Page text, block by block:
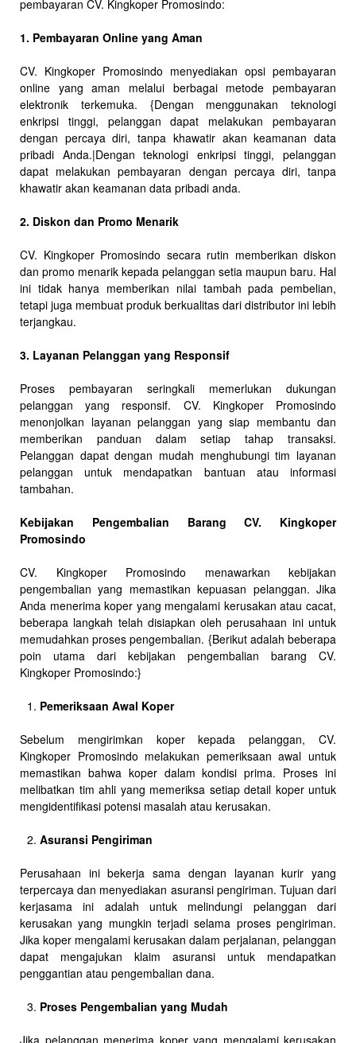
pembayaran CV. Kingkoper Promosindo:
1. Pembayaran Online yang Aman
CV. Kingkoper Promosindo menyediakan opsi pembayaran
online yang aman melalui berbagai metode pembayaran
elektronik terkemuka. {Dengan menggunakan teknologi
enkripsi tinggi, pelanggan dapat melakukan pembayaran
dengan percaya diri, tanpa khawatir akan keamanan data
pribadi Anda.|Dengan teknologi enkripsi tinggi, pelanggan
dapat melakukan pembayaran dengan percaya diri, tanpa
khawatir akan keamanan data pribadi anda.
2. Diskon dan Promo Menarik
CV. Kingkoper Promosindo secara rutin memberikan diskon
dan promo menarik kepada pelanggan setia maupun baru. Hal
ini tidak hanya memberikan nilai tambah pada pembelian,
tetapi juga membuat produk berkualitas dari distributor ini lebih
terjangkau.
3. Layanan Pelanggan yang Responsif
Proses pembayaran seringkali memerlukan dukungan
pelanggan yang responsif. CV. Kingkoper Promosindo
menonjolkan layanan pelanggan yang siap membantu dan
memberikan panduan dalam setiap tahap transaksi.
Pelanggan dapat dengan mudah menghubungi tim layanan
pelanggan untuk mendapatkan bantuan atau informasi
tambahan.
Kebijakan Pengembalian Barang CV. Kingkoper
Promosindo
CV. Kingkoper Promosindo menawarkan kebijakan
pengembalian yang memastikan kepuasan pelanggan. Jika
Anda menerima koper yang mengalami kerusakan atau cacat,
beberapa langkah telah disiapkan oleh perusahaan ini untuk
memudahkan proses pengembalian. {Berikut adalah beberapa
poin utama dari kebijakan pengembalian barang CV.
Kingkoper Promosindo:}
Pemeriksaan Awal Koper
Sebelum mengirimkan koper kepada pelanggan, CV.
Kingkoper Promosindo melakukan pemeriksaan awal untuk
memastikan bahwa koper dalam kondisi prima. Proses ini
melibatkan tim ahli yang memeriksa setiap detail koper untuk
mengidentifikasi potensi masalah atau kerusakan.
Asuransi Pengiriman
Perusahaan ini bekerja sama dengan layanan kurir yang
terpercaya dan menyediakan asuransi pengiriman. Tujuan dari
kerjasama ini adalah untuk melindungi pelanggan dari
kerusakan yang mungkin terjadi selama proses pengiriman.
Jika koper mengalami kerusakan dalam perjalanan, pelanggan
dapat mengajukan klaim asuransi untuk mendapatkan
penggantian atau pengembalian dana.
Proses Pengembalian yang Mudah